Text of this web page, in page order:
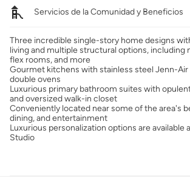
Servicios de la Comunidad y Beneficios
Three incredible single-story home designs
living and multiple structural options, including
flex rooms, and more
Gourmet kitchens with stainless steel Jenn-Air
double ovens
Luxurious primary bathroom suites with
and oversized walk-in closet
Conveniently located near some of the area's
dining, and entertainment
Luxurious personalization options are available
Studio